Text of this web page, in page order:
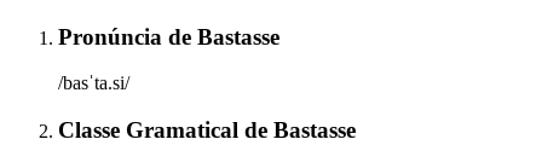
Pronúncia de Bastasse
/basˈta.si/
Classe Gramatical de Bastasse